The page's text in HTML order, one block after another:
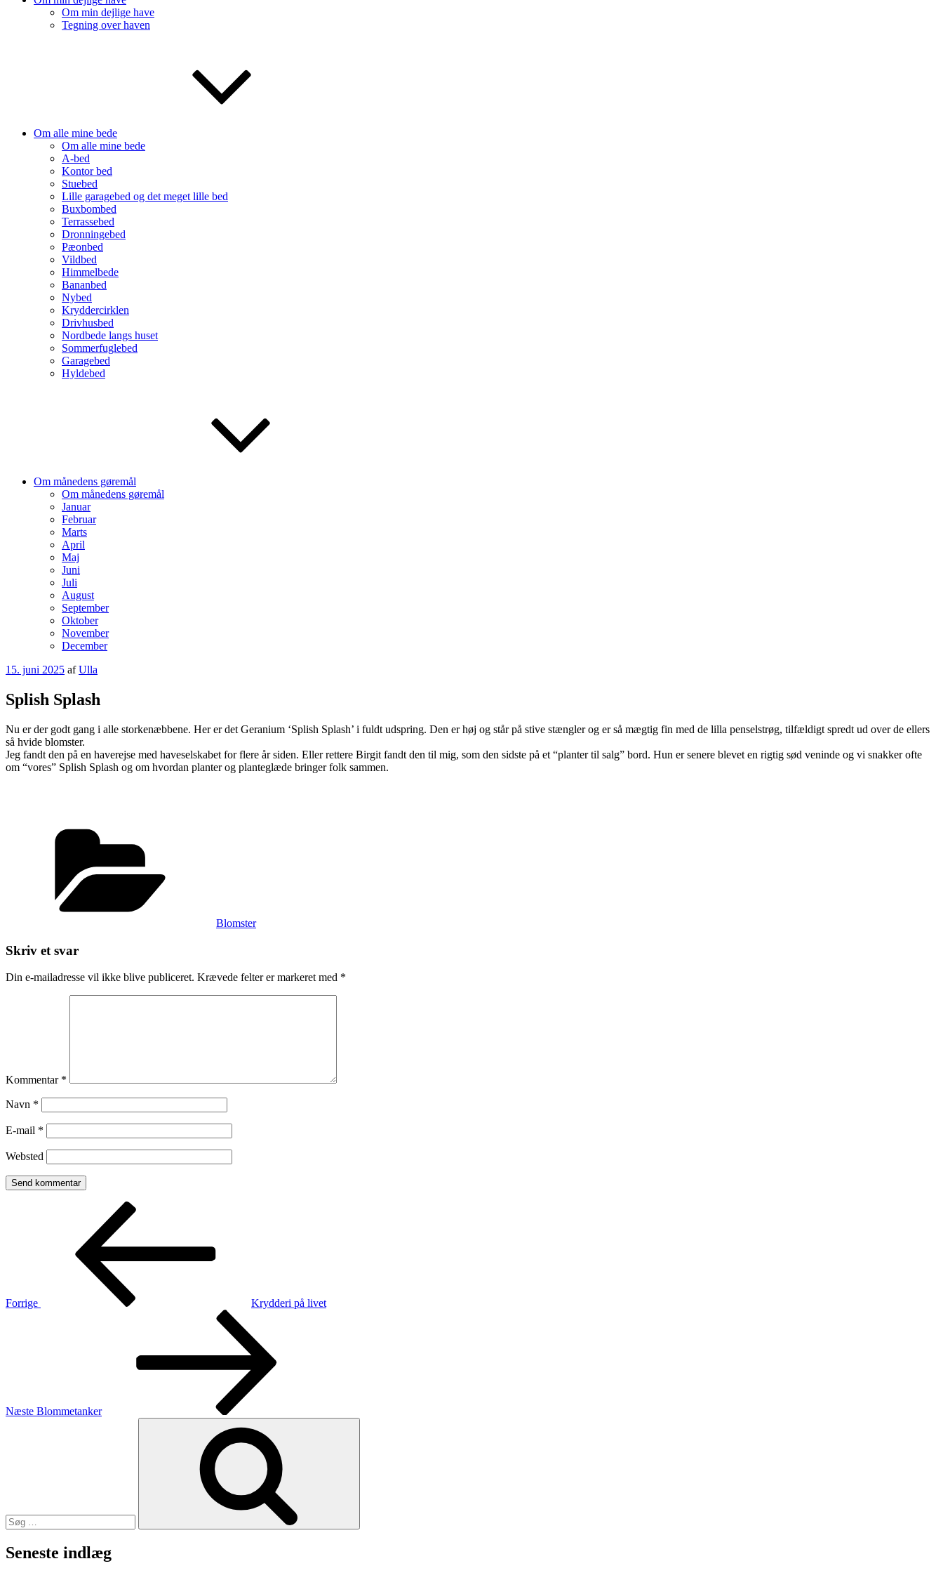
Om min dejlige have
Tegning over haven
Om alle mine bede
Om alle mine bede
A-bed
Kontor bed
Stuebed
Lille garagebed og det meget lille bed
Buxbombed
Terrassebed
Dronningebed
Pæonbed
Vildbed
Himmelbede
Bananbed
Nybed
Kryddercirklen
Drivhusbed
Nordbede langs huset
Sommerfuglebed
Garagebed
Hyldebed
Om månedens gøremål
Om månedens gøremål
Januar
Februar
Marts
April
Maj
Juni
Juli
August
September
Oktober
November
December
Udgivet
15. juni 2025 afUlla
Splish Splash
Nu er der godt gang i alle storkenæbbene. Her er det Geranium ‘Splish Splash’ i fuldt udspring. Den er høj og står på stive stængler og er så mægtig fin med de lilla penselstrøg, tilfældigt spredt ud over de ellers
så hvide blomster.
Jeg fandt den på en haverejse med haveselskabet for flere år siden. Eller rettere Birgit fandt den til mig, som den sidste på et “planter til salg” bord. Hun er senere blevet en rigtig sød veninde og vi snakker ofte
om “vores” Splish Splash og om hvordan planter og planteglæde bringer folk sammen.
Blomster
Skriv et svar
Din e-mailadresse vil ikke blive publiceret. Krævede felter er markeret med *
Kommentar *
Navn *
E-mail *
Websted
Indlægsnavigation
Forrige
Krydderi på livet
Næste Blommetanker
Seneste indlæg